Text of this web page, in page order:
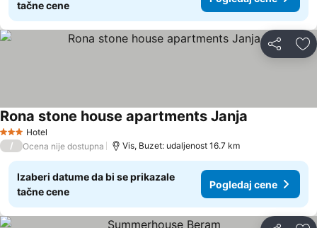
tačne cene
Deli
3 Zvezdice
Hotel
Rona stone house apartments Janja
/ Ocena nije dostupna Vis, Buzet: udaljenost 16.7 km
Izaberi datume da bi se prikazale
tačne cene
Pogledaj cene